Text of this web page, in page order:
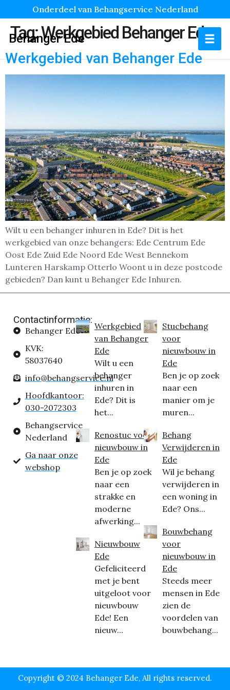
Onderdeel van Behangservice Nederland
Behanger Ede
Tag:Werkgebied Behanger Ede
Werkgebied van Behanger Ede
Wilt u een behanger inhuren in Ede? Dit is het
werkgebied van onze behangers: Ede Centrum Ede
Oost Ede Zuid Ede Noord Ede West Bennekom
Lunteren Harskamp Otterlo Woont u in deze postcode
gebieden? Dan kunt u Behanger Ede Inhuren.
Contactinformatie:
Behanger Ede
KVK:
58037640
info@behangservice.nl
Hoofdkantoor:
030-2072303
Behangservice
Nederland
Ga naar onze
webshop
Werkgebied
van Behanger
Ede
Wilt u een
behanger
inhuren in
Ede? Dit is
het...
Renostuc voor
nieuwbouw in
Ede
Ben je op zoek
naar een
strakke en
moderne
afwerking...
Nieuwbouw
Ede
Gefeliciteerd
met je bent
uitgeloot voor
nieuwbouw
Ede! Een
nieuw...
Stucbehang
voor
nieuwbouw in
Ede
Ben je op zoek
naar een
manier om je
muren...
Behang
Verwijderen in
Ede
Wil je behang
verwijderen in
een woning in
Ede? Ons...
Bouwbehang
voor
nieuwbouw in
Ede
Steeds meer
mensen in Ede
zien de
voordelen van
bouwbehang...
Copyright © 2024 Behanger Ede, All rights reserved.